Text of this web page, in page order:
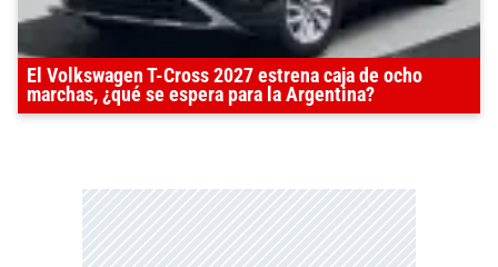
El Volkswagen T-Cross 2027 estrena caja de ocho
marchas, ¿qué se espera para la Argentina?